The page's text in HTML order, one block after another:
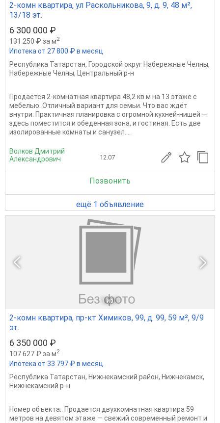
2-комн квартира, ул Раскольникова, 9, д. 9, 48 м²,
13/18 эт.
6 300 000 ₽
131 250 ₽ за м2
Ипотека от 27 800 ₽ в месяц
Республика Татарстан, Городской округ Набережные Челны,
Набережные Челны, Центральный р-н
Продаётся 2-комнатная квартира 48,2 кв.м на 13 этаже с
мебелью. Отличный вариант для семьи. Что вас ждёт
внутри: Практичная планировка с огромной кухней-нишей —
здесь поместится и обеденная зона, и гостиная. Есть две
изолированные комнаты и санузел....
Волков Дмитрий
Александрович
12.07
Позвонить
ещё 1 объявление
1 из 1
2-комн квартира, пр-кт Химиков, 99, д. 99, 59 м², 9/9
эт.
6 350 000 ₽
107 627 ₽ за м2
Ипотека от 33 797 ₽ в месяц
Республика Татарстан, Нижнекамский район, Нижнекамск,
Нижнекамский р-н
Номер объекта:. Продается двухкомнатная квартира 59
метров на девятом этаже — свежий современный ремонт и